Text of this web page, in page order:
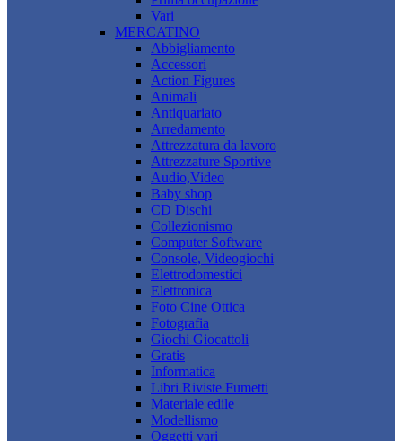
Vari
MERCATINO
Abbigliamento
Accessori
Action Figures
Animali
Antiquariato
Arredamento
Attrezzatura da lavoro
Attrezzature Sportive
Audio,Video
Baby shop
CD Dischi
Collezionismo
Computer Software
Console, Videogiochi
Elettrodomestici
Elettronica
Foto Cine Ottica
Fotografia
Giochi Giocattoli
Gratis
Informatica
Libri Riviste Fumetti
Materiale edile
Modellismo
Oggetti vari